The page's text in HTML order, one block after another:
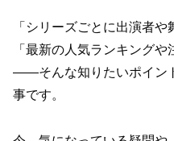
「シリーズごとに出演者や
「最新の人気ランキングや
――そんな知りたいポイン
事です。